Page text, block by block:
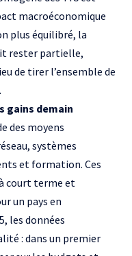
macroéconomique
plus équilibré, la
rester partielle,
de tirer l’ensemble de
gains demain
des moyens
systèmes
et formation. Ces
court terme et
un pays en
les données
: dans un premier